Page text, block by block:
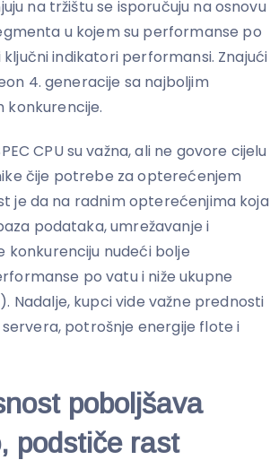
na tržištu se isporučuju na osnovu
u kojem su performanse po
indikatori performansi. Znajući
4. generacije sa najboljim
konkurencije.
CPU su važna, ali ne govore cijelu
čije potrebe za opterećenjem
je da na radnim opterećenjima koja
podataka, umrežavanje i
konkurenciju nudeći bolje
po vatu i niže ukupne
Nadalje, kupci vide važne prednosti
potrošnje energije flote i
poboljšava
podstiče rast